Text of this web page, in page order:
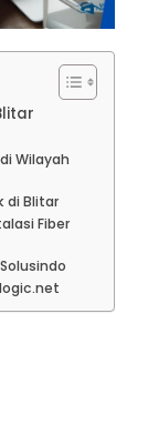
Wilayah
di Blitar
Fiber